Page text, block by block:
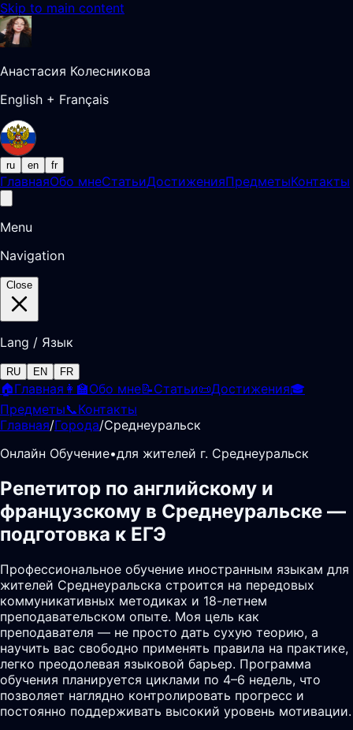
Skip to main content
Анастасия Колесникова
English + Français
ru en fr
ГлавнаяОбо мнеСтатьиДостиженияПредметыКонтакты
Menu
Navigation
Close
Lang / Язык
RU EN FR
🏠Главная 👩‍🏫Обо мне📝Статьи📜Достижения🎓
Предметы📞Контакты
Главная/Города/Среднеуральск
Онлайн Обучение•для жителей г. Среднеуральск
Репетитор по английскому и
французскому в Среднеуральске —
подготовка к ЕГЭ
Профессиональное обучение иностранным языкам для
жителей Среднеуральска строится на передовых
коммуникативных методиках и 18-летнем
преподавательском опыте. Моя цель как
преподавателя — не просто дать сухую теорию, а
научить вас свободно применять правила на практике,
легко преодолевая языковой барьер. Программа
обучения планируется циклами по 4–6 недель, что
позволяет наглядно контролировать прогресс и
постоянно поддерживать высокий уровень мотивации.